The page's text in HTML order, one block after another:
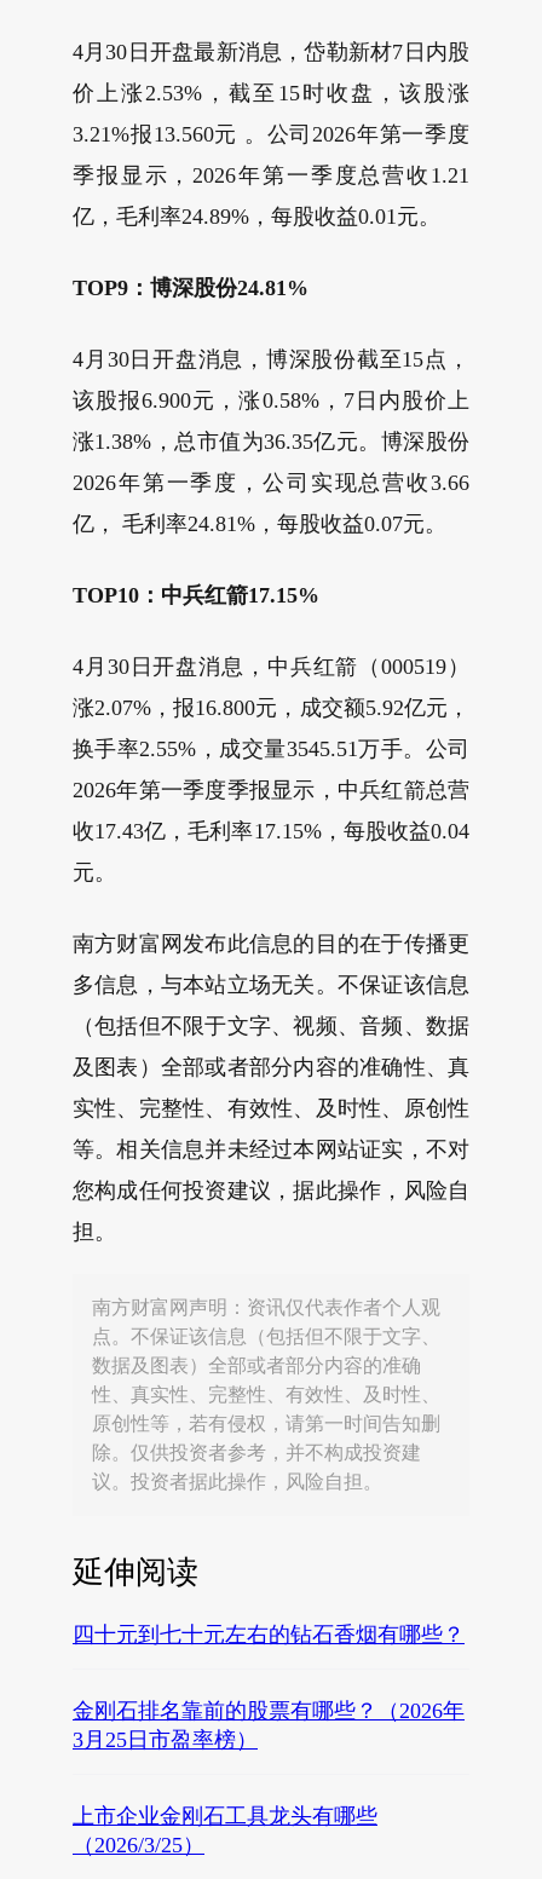
4月30日开盘最新消息，岱勒新材7日内股
价上涨2.53%，截至15时收盘，该股涨
3.21%报13.560元 。公司2026年第一季度
季报显示，2026年第一季度总营收1.21
亿，毛利率24.89%，每股收益0.01元。
TOP9：博深股份24.81%
4月30日开盘消息，博深股份截至15点，
该股报6.900元，涨0.58%，7日内股价上
涨1.38%，总市值为36.35亿元。博深股份
2026年第一季度，公司实现总营收3.66
亿， 毛利率24.81%，每股收益0.07元。
TOP10：中兵红箭17.15%
4月30日开盘消息，中兵红箭（000519）
涨2.07%，报16.800元，成交额5.92亿元，
换手率2.55%，成交量3545.51万手。公司
2026年第一季度季报显示，中兵红箭总营
收17.43亿，毛利率17.15%，每股收益0.04
元。
南方财富网发布此信息的目的在于传播更
多信息，与本站立场无关。不保证该信息
（包括但不限于文字、视频、音频、数据
及图表）全部或者部分内容的准确性、真
实性、完整性、有效性、及时性、原创性
等。相关信息并未经过本网站证实，不对
您构成任何投资建议，据此操作，风险自
担。
南方财富网声明：资讯仅代表作者个人观
点。不保证该信息（包括但不限于文字、
数据及图表）全部或者部分内容的准确
性、真实性、完整性、有效性、及时性、
原创性等，若有侵权，请第一时间告知删
除。仅供投资者参考，并不构成投资建
议。投资者据此操作，风险自担。
延伸阅读
四十元到七十元左右的钻石香烟有哪些？
金刚石排名靠前的股票有哪些？（2026年
3月25日市盈率榜）
上市企业金刚石工具龙头有哪些
（2026/3/25）